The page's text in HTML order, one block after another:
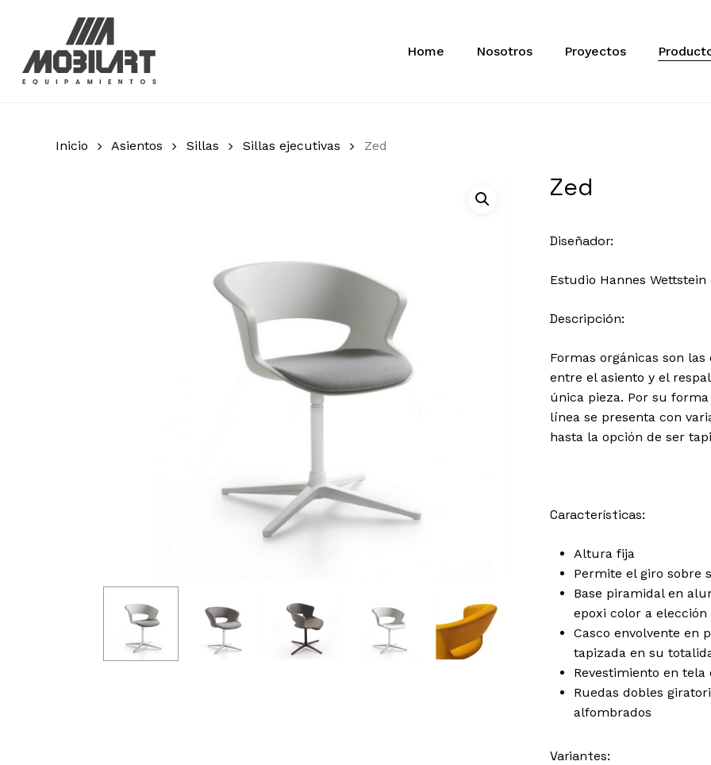
content
Home Nosotros Proyectos
Inicio Asientos Sillas Sillas ejecutivas Zed
Zed
Diseñador:
Estudio Hannes
Descripción:
Formas orgánicas son
entre el asiento y el
única pieza. Por su
línea se presenta con
hasta la opción de ser
Características:
Altura fija
Permite el giro sobre
Base piramidal en
epoxi color a elección
Casco envolvente en
tapizada en su
Revestimiento en
Ruedas dobles
alfombrados
Variantes: